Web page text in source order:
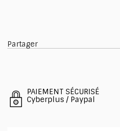
Partager
PAIEMENT SÉCURISÉ
Cyberplus / Paypal